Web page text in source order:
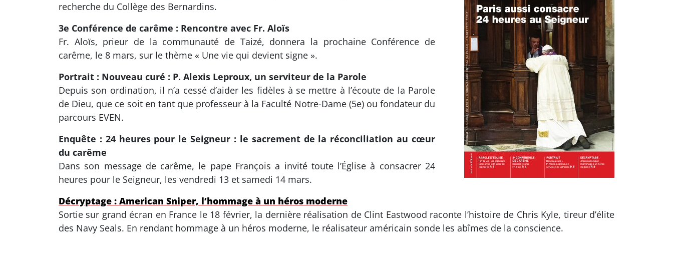
recherche du Collège des Bernardins.
3e Conférence de carême : Rencontre avec Fr. Aloïs
Fr. Aloïs, prieur de la communauté de Taizé, donnera la prochaine Conférence de
carême, le 8 mars, sur le thème « Une vie qui devient signe ».
Portrait : Nouveau curé : P. Alexis Leproux, un serviteur de la Parole
Depuis son ordination, il n’a cessé d’aider les fidèles à se mettre à l’écoute de la Parole
de Dieu, que ce soit en tant que professeur à la Faculté Notre-Dame (5e) ou fondateur du
parcours EVEN.
Enquête : 24 heures pour le Seigneur : le sacrement de la réconciliation au cœur
du carême
Dans son message de carême, le pape François a invité toute l’Église à consacrer 24
heures pour le Seigneur, les vendredi 13 et samedi 14 mars.
Décryptage : American Sniper, l’hommage à un héros moderne
Sortie sur grand écran en France le 18 février, la dernière réalisation de Clint Eastwood raconte l’histoire de Chris Kyle, tireur d’élite
des Navy Seals. En rendant hommage à un héros moderne, le réalisateur américain sonde les abîmes de la conscience.